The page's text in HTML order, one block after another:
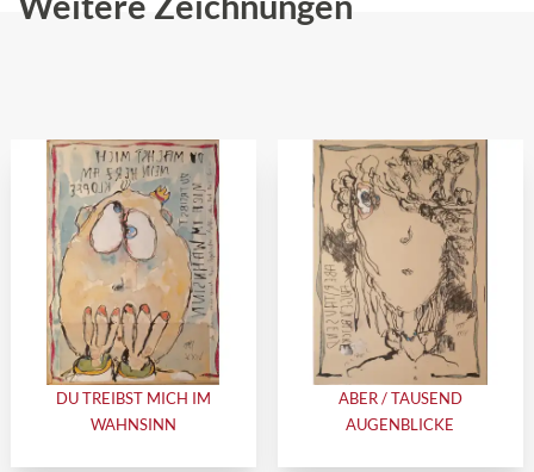
DU TREIBST MICH IM
WAHNSINN
ABER / TAUSEND
AUGENBLICKE